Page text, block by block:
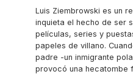
Luis Ziembrowski es un
inquieta el hecho de ser
películas, series y
papeles de villano.
padre -un inmigrante
provocó una hecatombe